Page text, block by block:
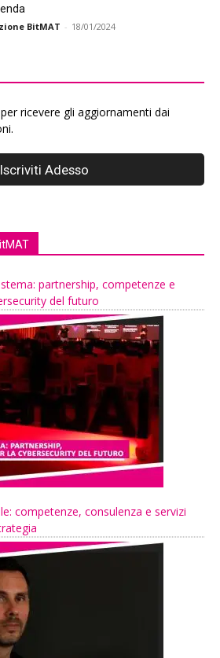
BitMAT - 18/01/2024
ricevere gli aggiornamenti dai
partnership, competenze e
del futuro
competenze, consulenza e servizi